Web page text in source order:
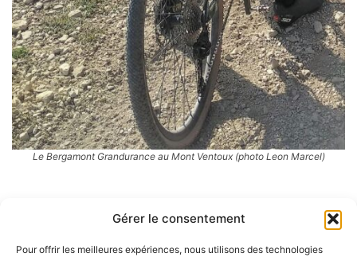
Gérer le consentement
Pour offrir les meilleures expériences, nous utilisons des technologies
Le Bergamont Grandurance au Mont Ventoux (photo Leon Marcel)
Caractéristiques du Bergamont
Grandurance Expert